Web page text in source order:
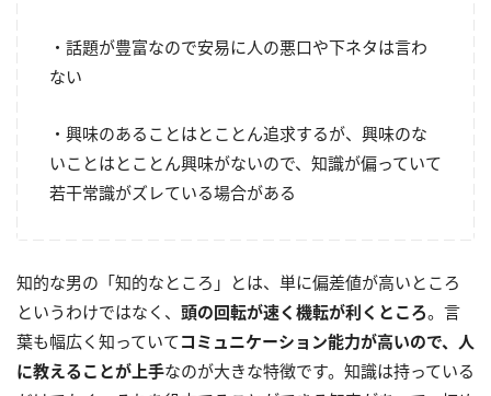
・話題が豊富なので安易に人の悪口や下ネタは言わ
ない
・興味のあることはとことん追求するが、興味のな
いことはとことん興味がないので、知識が偏っていて
若干常識がズレている場合がある
知的な男の「知的なところ」とは、単に偏差値が高いところ
というわけではなく、 頭の回転が速く機転が利くところ。言
葉も幅広く知っていてコミュニケーション能力が高いので、人
に教えることが上手なのが大きな特徴です。知識は持っている